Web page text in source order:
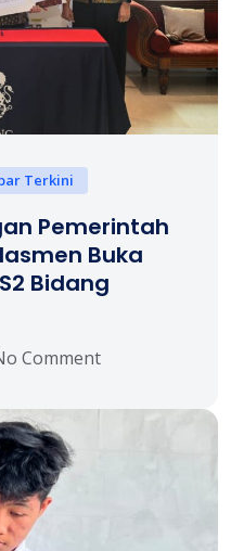
Terkini
Pemerintah
Buka
Bidang
Comment